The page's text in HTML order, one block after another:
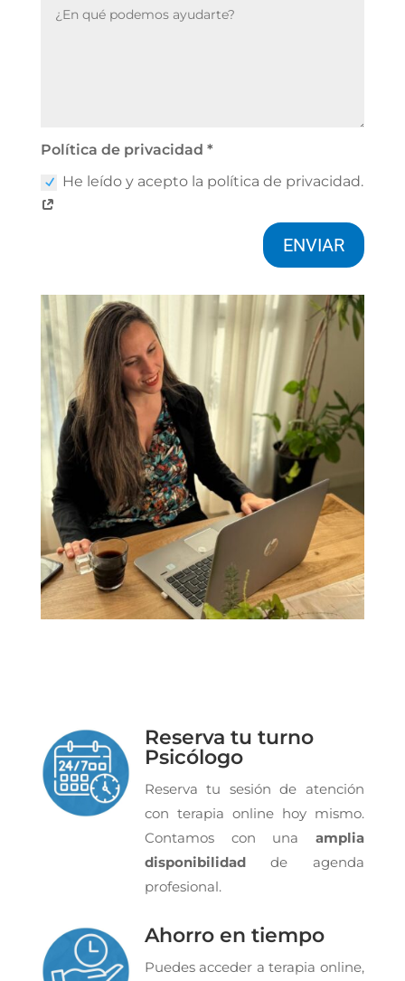
Política de privacidad *
He leído y acepto la política de privacidad.
ENVIAR
Reserva tu turno
Psicólogo
Reserva tu sesión de atención
con terapia online hoy mismo.
Contamos con una amplia
disponibilidadde agenda
profesional.
Ahorro en tiempo
Puedes acceder a terapia online,